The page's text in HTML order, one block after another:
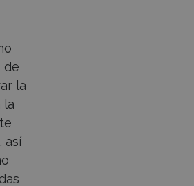
de
la
la
así